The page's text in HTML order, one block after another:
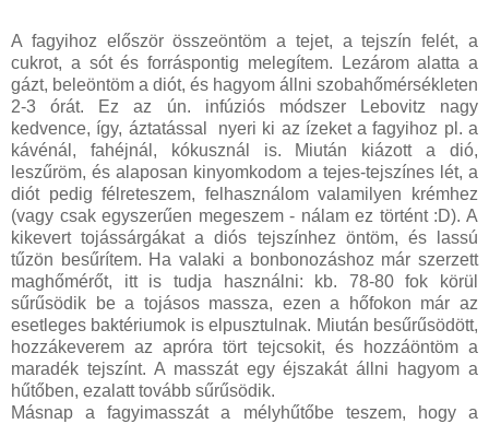
A fagyihoz először összeöntöm a tejet, a tejszín felét, a
cukrot, a sót és forráspontig melegítem. Lezárom alatta a
gázt, beleöntöm a diót, és hagyom állni szobahőmérsékleten
2-3 órát. Ez az ún. infúziós módszer Lebovitz nagy
kedvence, így, áztatással nyeri ki az ízeket a fagyihoz pl. a
kávénál, fahéjnál, kókusznál is. Miután kiázott a dió,
leszűröm, és alaposan kinyomkodom a tejes-tejszínes lét, a
diót pedig félreteszem, felhasználom valamilyen krémhez
(vagy csak egyszerűen megeszem - nálam ez történt :D). A
kikevert tojássárgákat a diós tejszínhez öntöm, és lassú
tűzön besűrítem. Ha valaki a bonbonozáshoz már szerzett
maghőmérőt, itt is tudja használni: kb. 78-80 fok körül
sűrűsödik be a tojásos massza, ezen a hőfokon már az
esetleges baktériumok is elpusztulnak. Miután besűrűsödött,
hozzákeverem az apróra tört tejcsokit, és hozzáöntöm a
maradék tejszínt. A masszát egy éjszakát állni hagyom a
hűtőben, ezalatt tovább sűrűsödik.
Másnap a fagyimasszát a mélyhűtőbe teszem, hogy a